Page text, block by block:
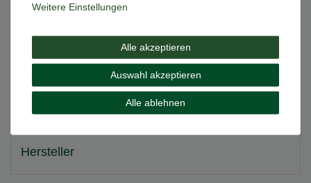
Weitere Details
EU-Verantwortlicher
Hersteller
Weitere Einstellungen
Alle akzeptieren
Auswahl akzeptieren
Alle ablehnen